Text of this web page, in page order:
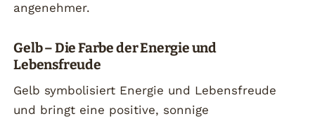
angenehmer.
Gelb – Die Farbe der Energie und
Lebensfreude
Gelb symbolisiert Energie und Lebensfreude
und bringt eine positive, sonnige